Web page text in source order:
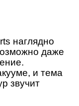
наглядно
даже
и тема
звучит